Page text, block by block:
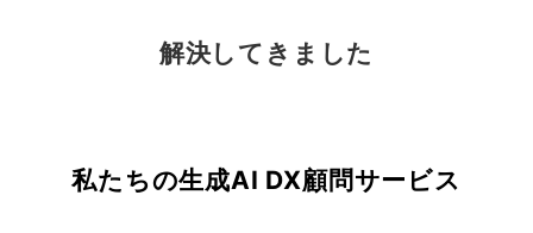
解決してきました
私たちの生成AI DX顧問サービス